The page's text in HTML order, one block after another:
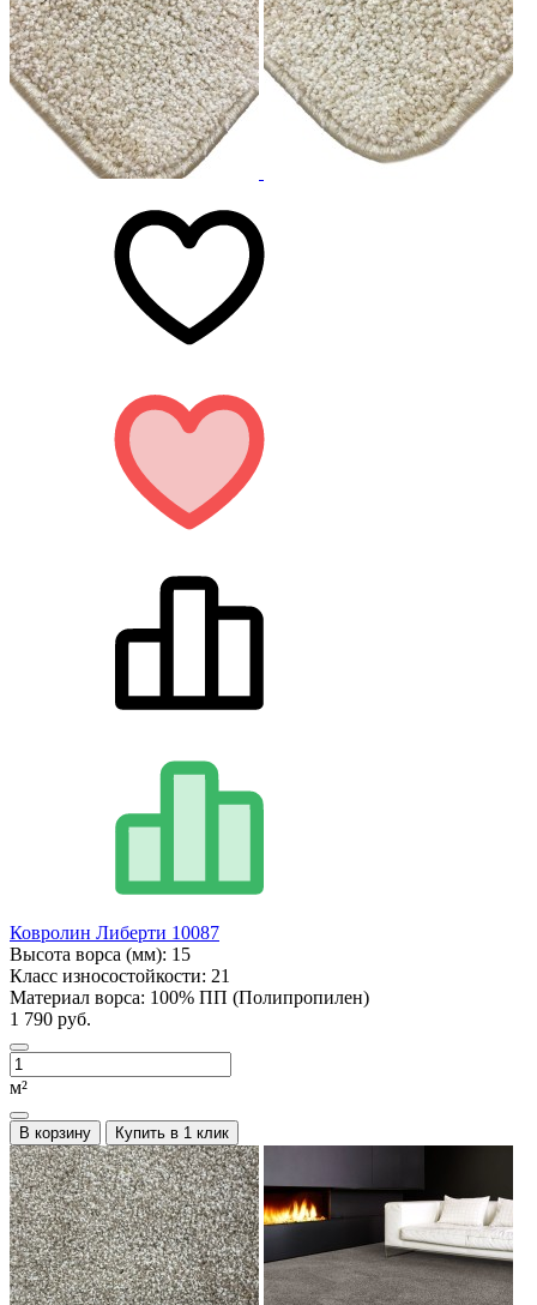
Ковролин Либерти 10087
Высота ворса (мм): 15
Класс износостойкости: 21
Материал ворса: 100% ПП (Полипропилен)
1 790 руб.
м²
В корзину Купить в 1 клик